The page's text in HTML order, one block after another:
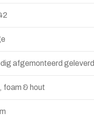
afgemonteerd geleverd
foam & hout